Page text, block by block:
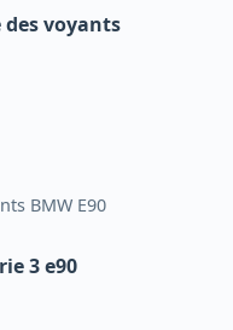
des voyants
BMW E90
3 e90